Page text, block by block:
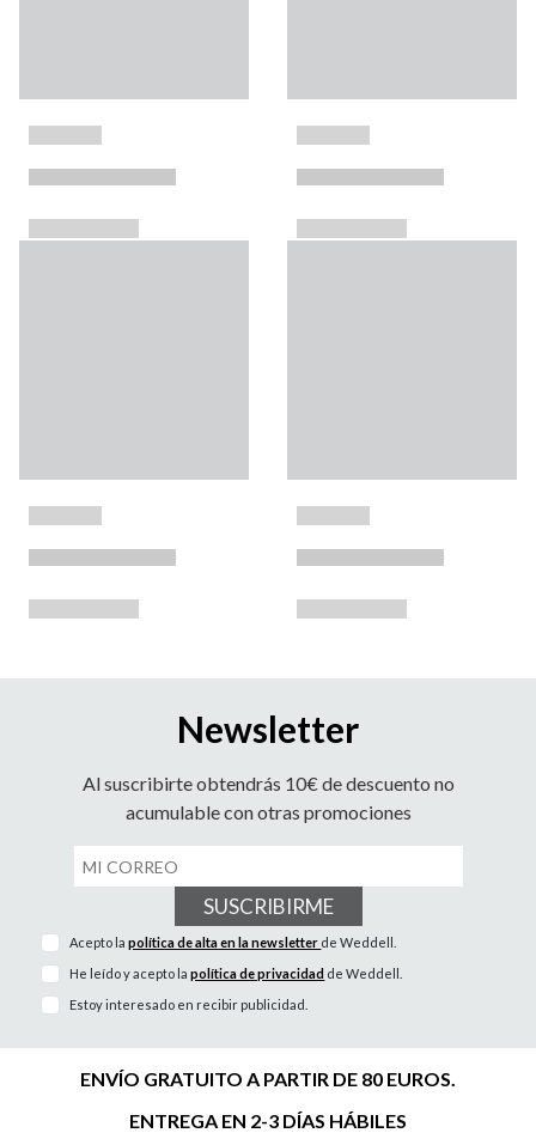
Newsletter
Al suscribirte obtendrás 10€ de descuento no
acumulable con otras promociones
SUSCRIBIRME
Acepto lapolítica de alta en la newsletter de Weddell.
He leído y acepto lapolítica de privacidad de Weddell.
Estoy interesado en recibir publicidad.
ENVÍO GRATUITO A PARTIR DE 80 EUROS.
ENTREGA EN 2-3 DÍAS HÁBILES